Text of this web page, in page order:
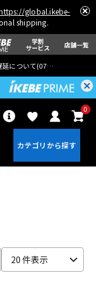
global.ikebe-
shipping.
学割
サービス 店舗一覧
延について(07月29日
0
アコギ/エレアコ
20 件表示